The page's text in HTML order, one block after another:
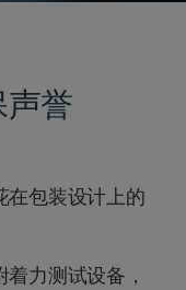
誉
在包装设计上的
力测试设备，